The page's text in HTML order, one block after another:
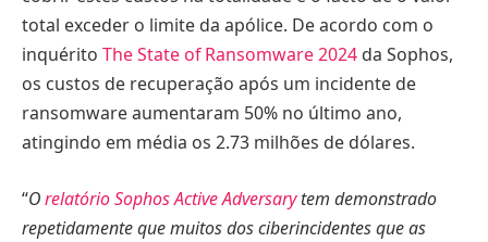
total exceder o limite da apólice. De acordo com o
inquérito The State of Ransomware 2024 da Sophos,
os custos de recuperação após um incidente de
ransomware aumentaram 50% no último ano,
atingindo em média os 2.73 milhões de dólares.
“Orelatório Sophos Active Adversarytem demonstrado
repetidamente que muitos dos ciberincidentes que as